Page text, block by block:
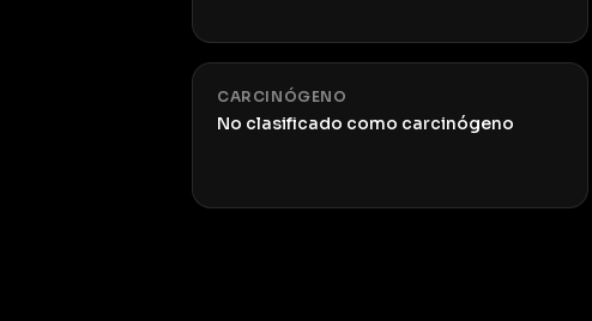
CARCINÓGENO
No clasificado como carcinógeno